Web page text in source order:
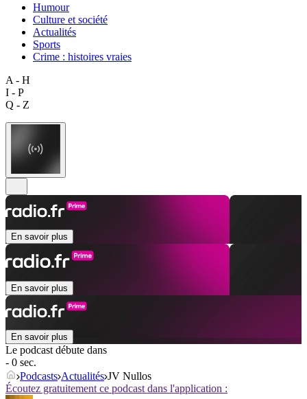
Humour
Culture et société
Actualités
Sports
Crime : histoires vraies
A - H
I - P
Q - Z
En savoir plus
En savoir plus
En savoir plus
Le podcast débute dans
- 0 sec.
Podcasts Actualités JV Nullos
Écoutez gratuitement ce podcast dans l'application :